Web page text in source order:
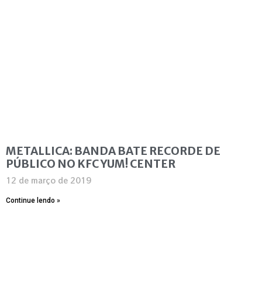
METALLICA: BANDA BATE RECORDE DE
PÚBLICO NO KFC YUM! CENTER
12 de março de 2019
Continue lendo »